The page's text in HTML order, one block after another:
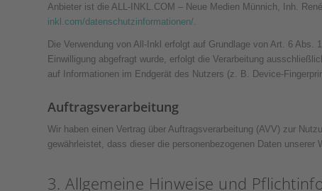
Anbieter ist die ALL-INKL.COM – Neue Medien Münnich, Inh.
inkl.com/datenschutzinformationen/
Die Verwendung von All-Inkl erfolgt auf Grundlage von Art. 6
Einwilligung abgefragt wurde, erfolgt die Verarbeitung
auf Informationen im Endgerät des Nutzers (z. B. Device-
Auftragsverarbeitung
Wir haben einen Vertrag über Auftragsverarbeitung (AVV) zur
gewährleistet, dass dieser die personenbezogenen Daten
3. Allgemeine Hinweise und